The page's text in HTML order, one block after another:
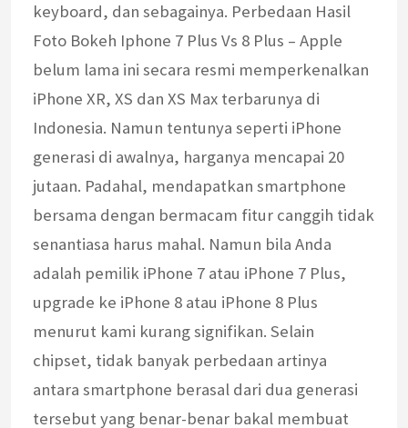
keyboard, dan sebagainya. Perbedaan Hasil
Foto Bokeh Iphone 7 Plus Vs 8 Plus – Apple
belum lama ini secara resmi memperkenalkan
iPhone XR, XS dan XS Max terbarunya di
Indonesia. Namun tentunya seperti iPhone
generasi di awalnya, harganya mencapai 20
jutaan. Padahal, mendapatkan smartphone
bersama dengan bermacam fitur canggih tidak
senantiasa harus mahal. Namun bila Anda
adalah pemilik iPhone 7 atau iPhone 7 Plus,
upgrade ke iPhone 8 atau iPhone 8 Plus
menurut kami kurang signifikan. Selain
chipset, tidak banyak perbedaan artinya
antara smartphone berasal dari dua generasi
tersebut yang benar-benar bakal membuat